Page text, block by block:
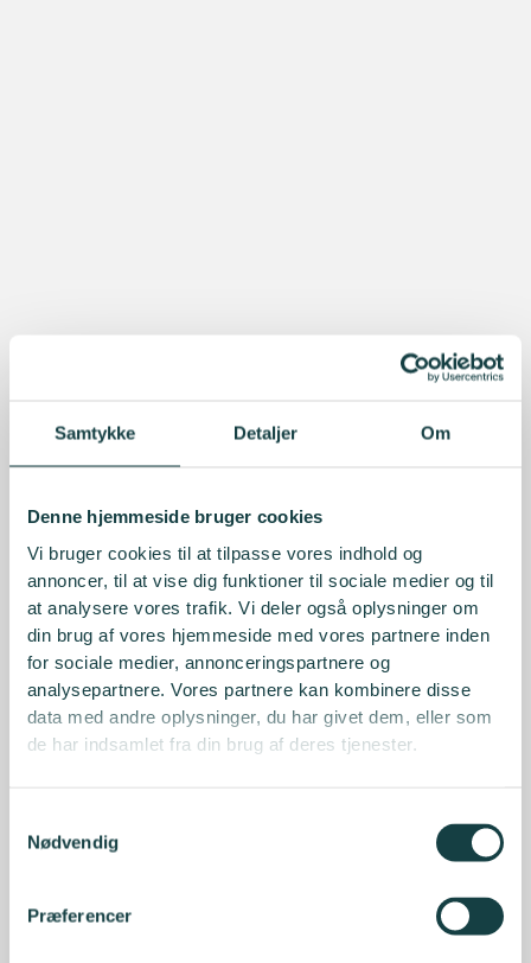
Samtykke Detaljer Om
Denne hjemmeside bruger cookies
Vi bruger cookies til at tilpasse vores indhold og
annoncer, til at vise dig funktioner til sociale medier og til
at analysere vores trafik. Vi deler også oplysninger om
din brug af vores hjemmeside med vores partnere inden
for sociale medier, annonceringspartnere og
analysepartnere. Vores partnere kan kombinere disse
data med andre oplysninger, du har givet dem, eller som
de har indsamlet fra din brug af deres tjenester.
Nødvendig
Præferencer